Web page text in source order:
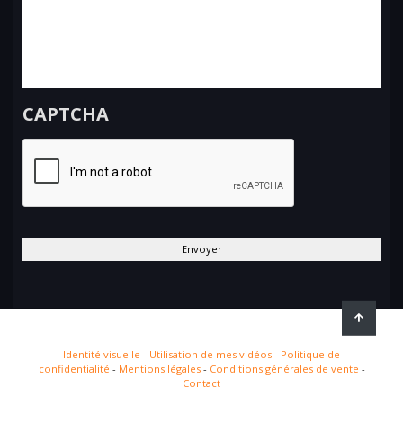
CAPTCHA
Identité visuelle - Utilisation de mes vidéos - Politique de
confidentialité - Mentions légales- Conditions générales de vente -
Contact